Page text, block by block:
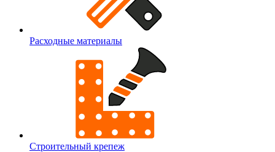
Расходные материалы
Строительный крепеж